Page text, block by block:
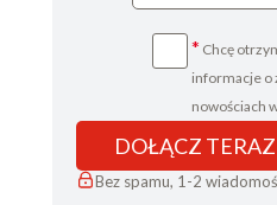
* Chcę
informacje o
nowościach
DOŁĄCZ TERAZ
Bez spamu, 1-2